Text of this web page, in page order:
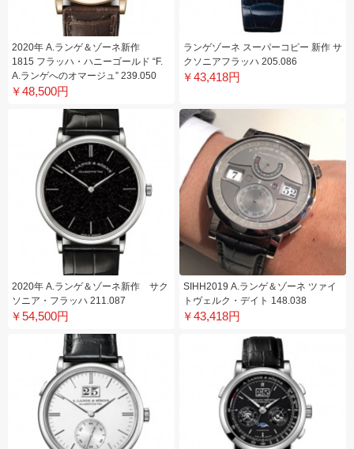
2020年 A.ランゲ＆ゾーネ新作
1815 フラッハ・ハニーゴールド “F.
A.ランゲへのオマージュ” 239.050
￥48,500円
ランゲゾーネ スーパーコピー 新作 サ
クソニアフラッハ 205.086
￥43,418円
2020年 A.ランゲ＆ゾーネ新作 サク
ソニア・フラッハ 211.087
￥54,500円
SIHH2019 A.ランゲ＆ゾーネ ツァイ
トヴェルク・デイト 148.038
￥43,418円